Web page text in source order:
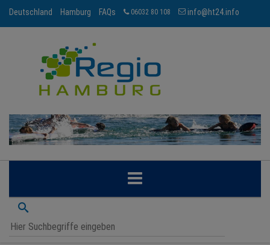
Deutschland Hamburg FAQs 06032 80 108 info@ht24.info
HAMBURG